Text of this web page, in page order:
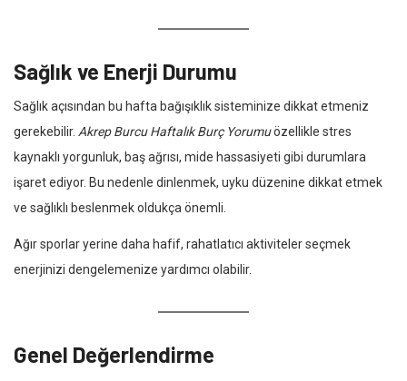
Sağlık ve Enerji Durumu
Sağlık açısından bu hafta bağışıklık sisteminize dikkat etmeniz
gerekebilir. Akrep Burcu Haftalık Burç Yorumuözellikle stres
kaynaklı yorgunluk, baş ağrısı, mide hassasiyeti gibi durumlara
işaret ediyor. Bu nedenle dinlenmek, uyku düzenine dikkat etmek
ve sağlıklı beslenmek oldukça önemli.
Ağır sporlar yerine daha hafif, rahatlatıcı aktiviteler seçmek
enerjinizi dengelemenize yardımcı olabilir.
Genel Değerlendirme